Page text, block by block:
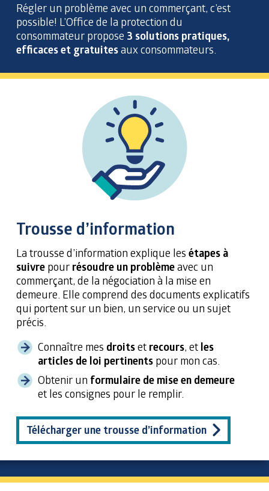
Régler un problème avec un commerçant, c’est
possible! L’Office de la protection du
consommateur propose 3 solutions pratiques,
efficaces et gratuitesaux consommateurs.
Trousse d’information
La trousse d’information explique les étapes à
suivre pour résoudre un problèmeavec un
commerçant, de la négociation à la mise en
demeure. Elle comprend des documents explicatifs
qui portent sur un bien, un service ou un sujet
précis.
Connaître mes droitset recours, et les
articles de loi pertinents pour mon cas.
Obtenir un formulaire de mise en demeure
et les consignes pour le remplir.
Télécharger une trousse d’information